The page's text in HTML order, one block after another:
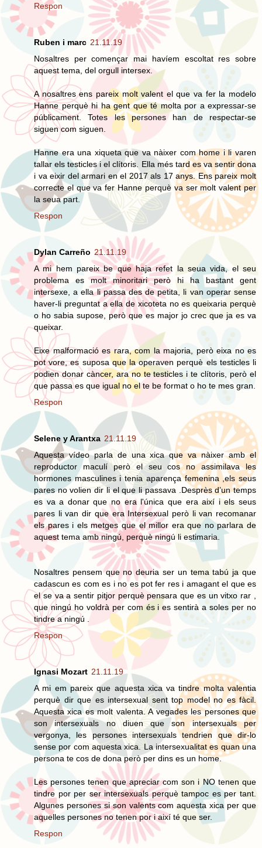
Respon
Ruben i marc 21.11.19
Nosaltres per començar mai havíem escoltat res sobre
aquest tema, del orgull intersex.
A nosaltres ens pareix molt valent el que va fer la modelo
Hanne perquè hi ha gent que té molta por a expressar-se
públicament. Totes les persones han de respectar-se
siguen com siguen.
Hanne era una xiqueta que va nàixer com home i li varen
tallar els testicles i el clítoris. Ella més tard es va sentir dona
i va eixir del armari en el 2017 als 17 anys. Ens pareix molt
correcte el que va fer Hanne perquè va ser molt valent per
la seua part.
Respon
Dylan Carreño 21.11.19
A mi hem pareix be que haja refet la seua vida, el seu
problema es molt minoritari però hi ha bastant gent
intersexe, a ella li passa des de petita, li van operar sense
haver-li preguntat a ella de xicoteta no es queixaria perquè
o ho sabia supose, però que es major jo crec que ja es va
queixar.
Eixe malformació es rara, com la majoria, però eixa no es
pot vore, es suposa que la operaven perquè els testicles li
podien donar càncer, ara no te testicles i te clítoris, però el
que passa es que igual no el te be format o ho te mes gran.
Respon
Selene y Arantxa 21.11.19
Aquesta vídeo parla de una xica que va nàixer amb el
reproductor maculí però el seu cos no assimilava les
hormones masculines i tenia aparença femenina ,els seus
pares no volien dir li el que li passava .Desprès d’un temps
es va a donar que no era l'única que era així i els seus
pares li van dir que era Intersexual però li van recomanar
els pares i els metges que el millor era que no parlara de
aquest tema amb ningú, perquè ningú li estimaria.
Nosaltres pensem que no deuria ser un tema tabú ja que
cadascun es com es i no es pot fer res i amagant el que es
el se va a sentir pitjor perquè pensara que es un vitxo rar ,
que ningú ho voldrà per com és i es sentirà a soles per no
tindre a ningú .
Respon
Ignasi Mozart 21.11.19
A mi em pareix que aquesta xica va tindre molta valentia
perquè dir que es intersexual sent top model no es fàcil.
Aquesta xica es molt valenta. A vegades les persones que
son intersexuals no diuen que son intersexuals per
vergonya, les persones intersexuals tendrien que dir-lo
sense por com aquesta xica. La intersexualitat es quan una
persona te cos de dona però per dins es un home.
Les persones tenen que apreciar com son i NO tenen que
tindre por per ser intersexuals perquè tampoc es per tant.
Algunes persones si son valents com aquesta xica per que
aquelles persones no tenen por i així té que ser.
Respon